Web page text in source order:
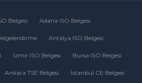
Belgesi Adana ISO Belgesi
Antalya ISO Belgesi
İzmir ISO Belgesi Bursa ISO Belgesi
Ankara TSE Belgesi İstanbul CE Belgesi